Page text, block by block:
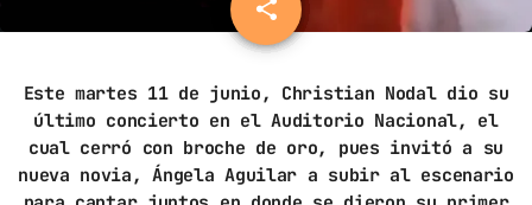
ARCHIVOS
marzo 2025
share
email
Este martes 11 de junio, Christian Nodal dio su
último concierto en el Auditorio Nacional, el
cual cerró con broche de oro, pues invitó a su
nueva novia, Ángela Aguilar a subir al escenario